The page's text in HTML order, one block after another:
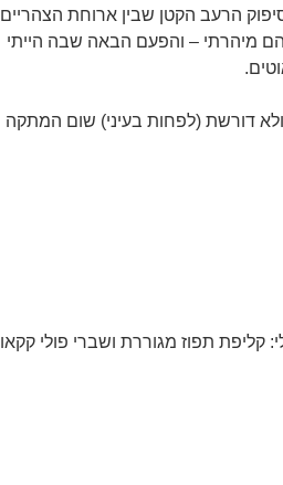
הרעב הקטן שבין ארוחת הצהריים
מיהרתי – והפעם הבאה שבה הייתי
דורשת (לפחות בעיני) שום המתקה
קליפת תפוז מגוררת ושברי פולי קקאו